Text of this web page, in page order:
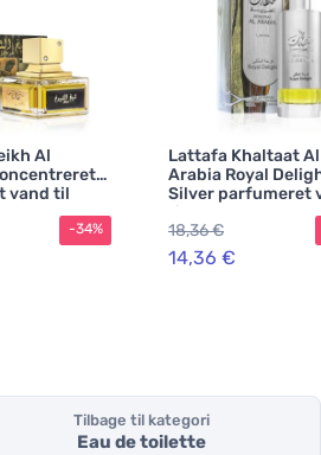
Al
vand til
-34%
Lattafa Khaltaat Al
Arabia Royal
Silver parfumeret
til mænd 100 ml
18,36 €
14,36 €
Tilbage til kategori
Eau de toilette